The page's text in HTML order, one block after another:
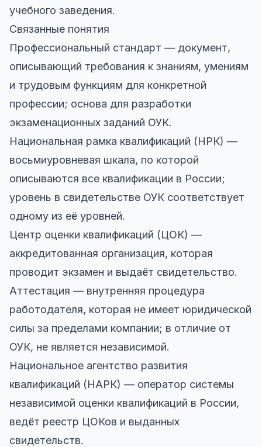
учебного заведения.
Связанные понятия
Профессиональный стандарт — документ,
описывающий требования к знаниям, умениям
и трудовым функциям для конкретной
профессии; основа для разработки
экзаменационных заданий ОУК.
Национальная рамка квалификаций (НРК) —
восьмиуровневая шкала, по которой
описываются все квалификации в России;
уровень в свидетельстве ОУК соответствует
одному из её уровней.
Центр оценки квалификаций (ЦОК) —
аккредитованная организация, которая
проводит экзамен и выдаёт свидетельство.
Аттестация — внутренняя процедура
работодателя, которая не имеет юридической
силы за пределами компании; в отличие от
ОУК, не является независимой.
Национальное агентство развития
квалификаций (НАРК) — оператор системы
независимой оценки квалификаций в России,
ведёт реестр ЦОКов и выданных
свидетельств.